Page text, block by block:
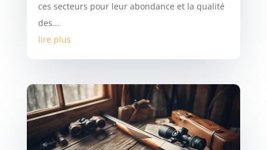
ces secteurs pour leur abondance et la qualité
des...
lire plus